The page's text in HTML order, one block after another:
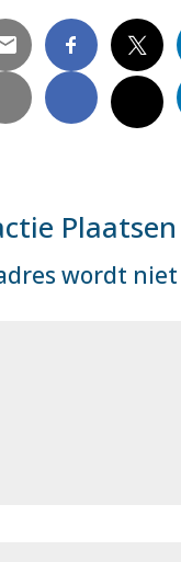
Plaatsen
wordt